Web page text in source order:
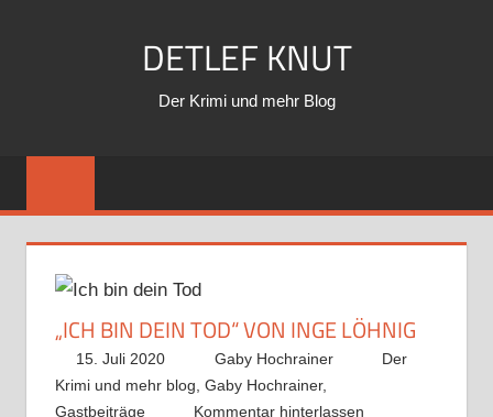
DETLEF KNUT
Der Krimi und mehr Blog
„ICH BIN DEIN TOD“ VON INGE LÖHNIG
15. Juli 2020 Gaby Hochrainer
Der
Krimi und mehr blog, Gaby Hochrainer,
Gastbeiträge
Kommentar hinterlassen